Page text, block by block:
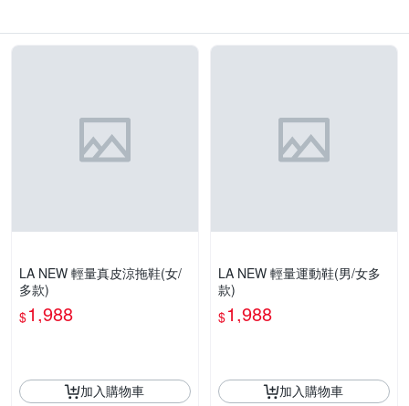
LA NEW 輕量真皮涼拖鞋(女/
多款)
$1,988
加入購物車
LA NEW 輕量運動鞋(男/女多
款)
$1,988
加入購物車